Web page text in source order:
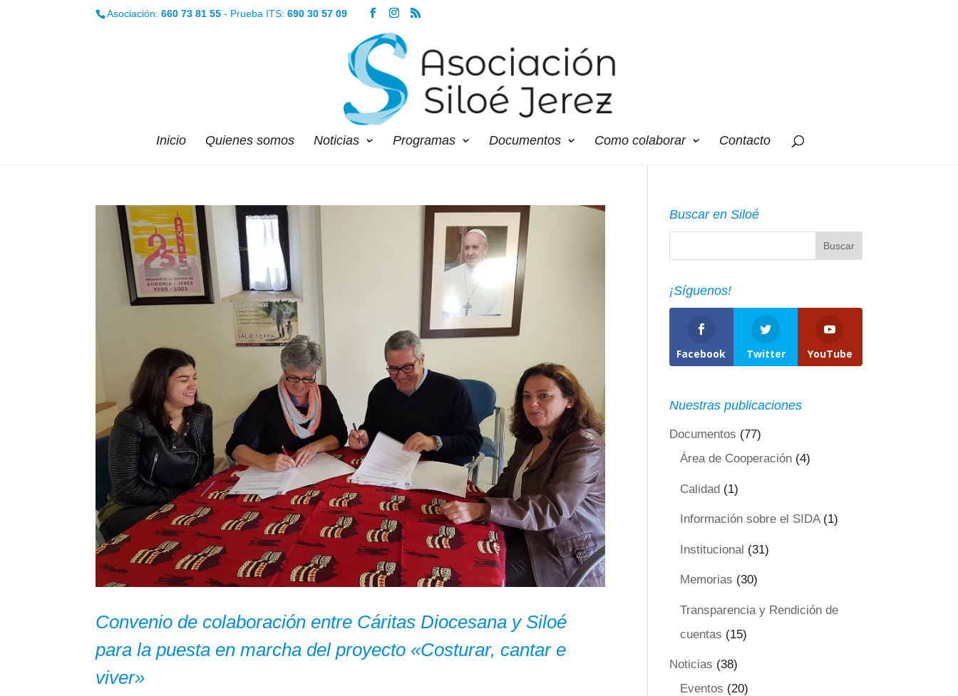
Asociación:660 73 81 55 - Prueba ITS:690 30 57 09
Inicio Quienes somos Noticias Programas Documentos Como colaborar Contacto
Convenio de colaboración entre Cáritas Diocesana y Siloé
para la puesta en marcha del proyecto «Costurar, cantar e
viver»
Buscar en Siloé
¡Síguenos!
Facebook Twitter YouTube
Nuestras publicaciones
Documentos (77)
Área de Cooperación(4)
Calidad(1)
Información sobre el SIDA(1)
Institucional (31)
Memorias (30)
Transparencia y Rendición de
cuentas (15)
Noticias (38)
Eventos (20)